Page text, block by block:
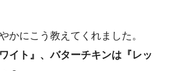
かにこう教えてくれました。
イト』、バターチキンは『レッ